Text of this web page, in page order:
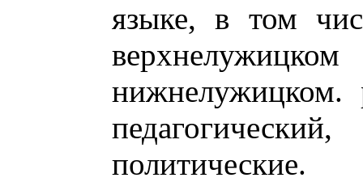
языке, в том
нижнелужицком.